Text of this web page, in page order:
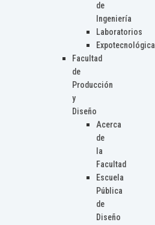
de
Ingeniería
Laboratorios
Expotecnológica
Facultad
de
Producción
y
Diseño
Acerca
de
la
Facultad
Escuela
Pública
de
Diseño